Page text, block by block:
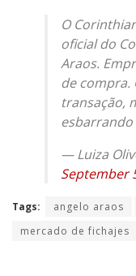
O
oficial do
Araos.
de compra.
transação,
— Luiza
September
Tags: angelo araos
mercado de fichajes